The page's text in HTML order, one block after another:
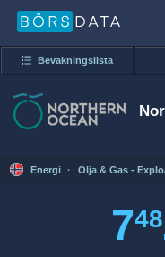
Bevakningslista
Energi · Olja & Gas -
748